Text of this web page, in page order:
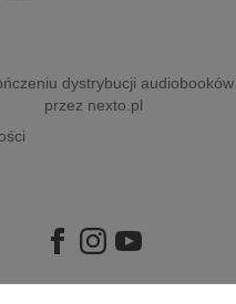
dystrybucji
przez nexto.pl